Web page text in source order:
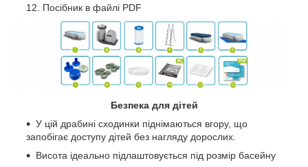
Посібник в файлі PDF
Безпека для дітей
У цій драбині сходинки піднімаються вгору, що
запобігає доступу дітей без нагляду дорослих.
Висота ідеально підлаштовується під розмір басейну